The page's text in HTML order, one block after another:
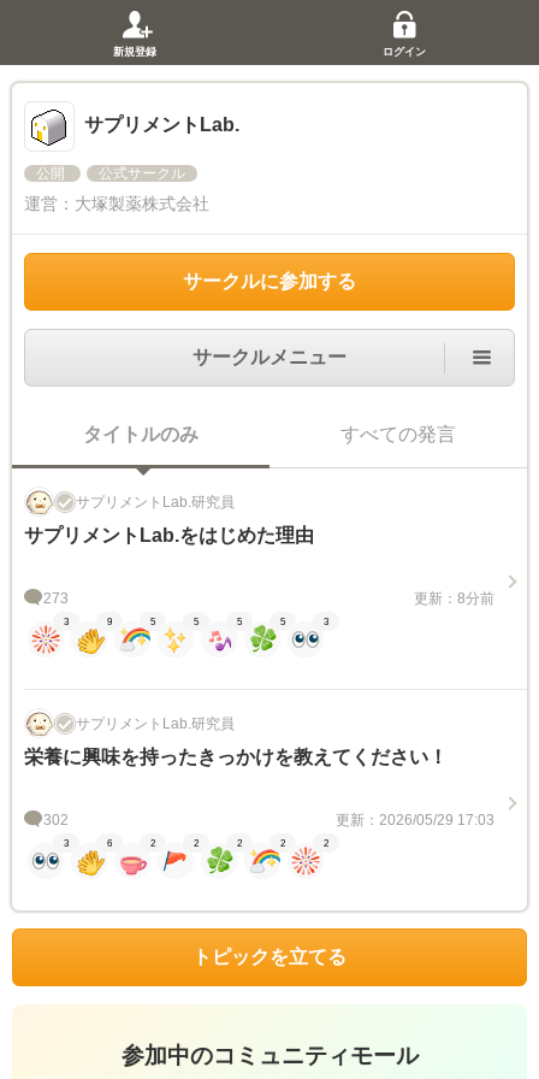
新規登録 ログイン
サプリメントLab.
公開 公式サークル
運営： 大塚製薬株式会社
サークルに参加する
サークルメニュー
タイトルのみ すべての発言
サプリメントLab.研究員
サプリメントLab.をはじめた理由
273 更新：8分前
3 9 5 5 5 5 3
サプリメントLab.研究員
栄養に興味を持ったきっかけを教えてください！
302 更新：2026/05/29 17:03
3 6 2 2 2 2 2
トピックを立てる
参加中のコミュニティモール